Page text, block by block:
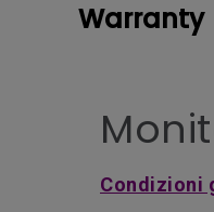
Warranty
Condizioni